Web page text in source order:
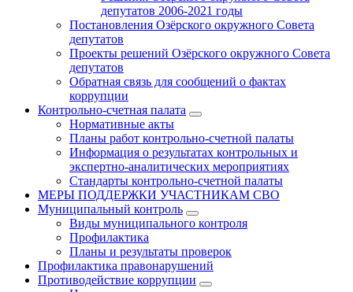
депутатов 2006-2021 годы
Постановления Озёрского окружного Совета
депутатов
Проекты решений Озёрского окружного Совета
депутатов
Обратная связь для сообщений о фактах
коррупции
Контрольно-счетная палата
Нормативные акты
Планы работ контрольно-счетной палаты
Информация о результатах контрольных и
экспертно-аналитических мероприятиях
Стандарты контрольно-счетной палаты
МЕРЫ ПОДДЕРЖКИ УЧАСТНИКАМ СВО
Муниципальный контроль
Виды муниципального контроля
Профилактика
Планы и результаты проверок
Профилактика правонарушений
Противодействие коррупции